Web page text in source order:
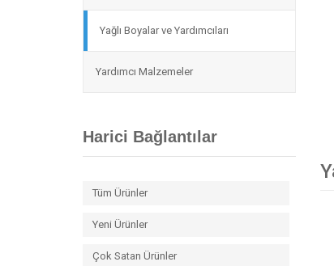
Yağlı Boyalar ve Yardımcıları
Yardımcı Malzemeler
Harici Bağlantılar
Tüm Ürünler
Yeni Ürünler
Çok Satan Ürünler